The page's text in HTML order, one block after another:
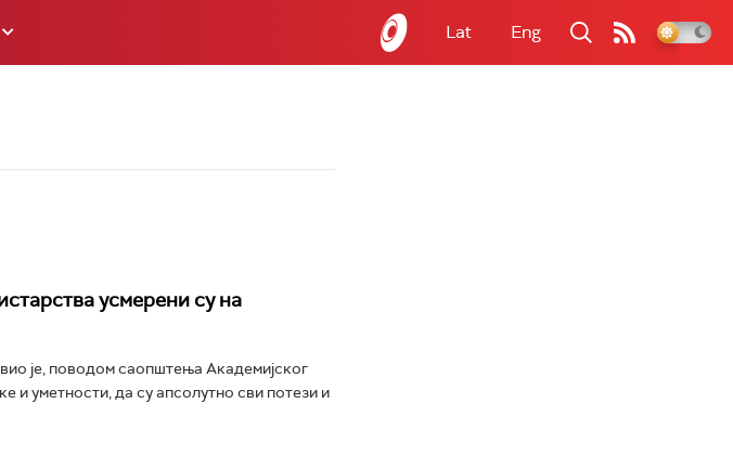
Lat Eng
усмерени су на
је, поводом саопштења Академијског
и уметности, да су апсолутно сви потези и